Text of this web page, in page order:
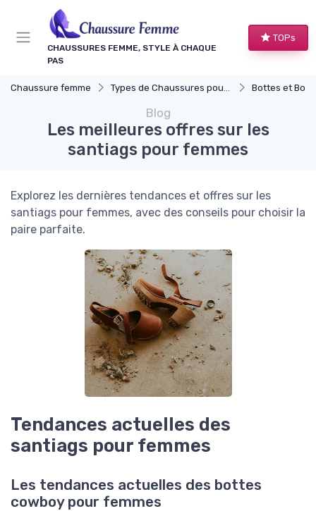
CHAUSSURES FEMME, STYLE À CHAQUE
PAS
TOPs
Chaussure femme Types de Chaussures pour Femmes Bottes et
Blog
Les meilleures offres sur les
santiags pour femmes
Explorez les dernières tendances et offres sur les
santiags pour femmes, avec des conseils pour choisir la
paire parfaite.
Tendances actuelles des
santiags pour femmes
Les tendances actuelles des bottes
cowboy pour femmes
Panneau de gestion des cookies